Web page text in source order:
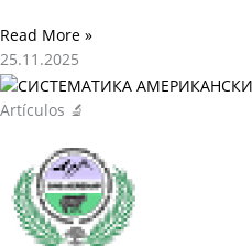
Read More »
25.11.2025
Artículos 🔬